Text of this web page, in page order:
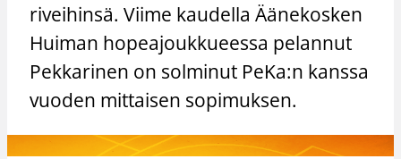
riveihinsä. Viime kaudella Äänekosken
Huiman hopeajoukkueessa pelannut
Pekkarinen on solminut PeKa:n kanssa
vuoden mittaisen sopimuksen.